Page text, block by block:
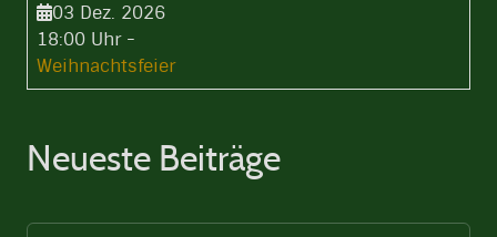
03 Dez. 2026
18:00 Uhr-
Weihnachtsfeier
Neueste Beiträge